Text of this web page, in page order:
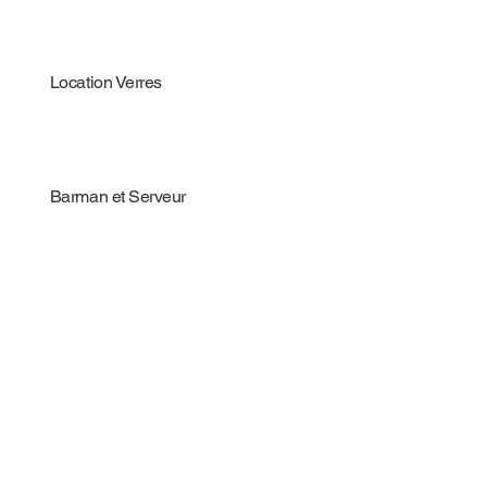
Location Verres
Barman et Serveur